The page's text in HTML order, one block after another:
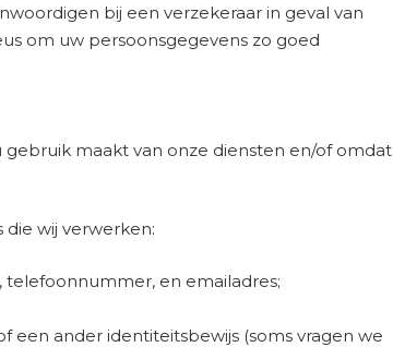
bij een verzekeraar in geval van
om uw persoonsgegevens zo goed
maakt van onze diensten en/of omdat
wij verwerken:
telefoonnummer, en emailadres;
ander identiteitsbewijs (soms vragen we